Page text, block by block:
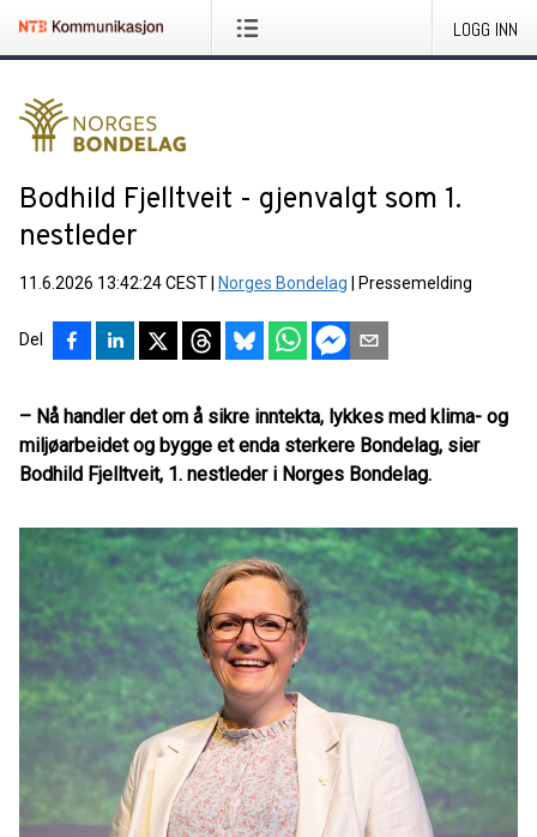
LOGG INN
Bodhild Fjelltveit - gjenvalgt som 1.
nestleder
11.6.2026 13:42:24 CEST Norges Bondelag Pressemelding
Del
– Nå handler det om å sikre inntekta, lykkes med klima- og
miljøarbeidet og bygge et enda sterkere Bondelag, sier
Bodhild Fjelltveit, 1. nestleder i Norges Bondelag.